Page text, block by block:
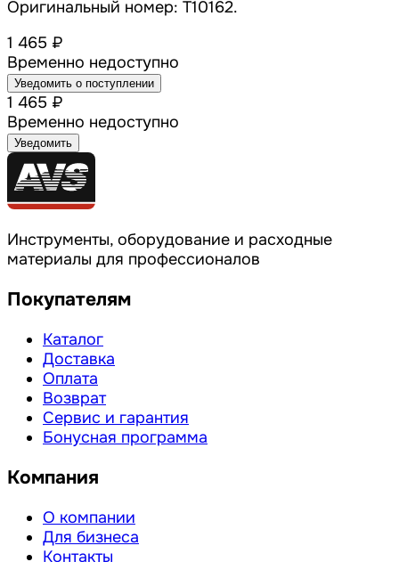
Оригинальный номер: T10162.
1 465 ₽
Временно недоступно
Уведомить о поступлении
1 465 ₽
Временно недоступно
Уведомить
Инструменты, оборудование и расходные
материалы для профессионалов
Покупателям
Каталог
Доставка
Оплата
Возврат
Сервис и гарантия
Бонусная программа
Компания
О компании
Для бизнеса
Контакты